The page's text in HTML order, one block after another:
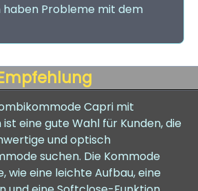
haben Probleme mit dem
Capri mit
eine gute Wahl für Kunden, die
und optisch
suchen. Die Kommode
wie eine leichte Aufbau, eine